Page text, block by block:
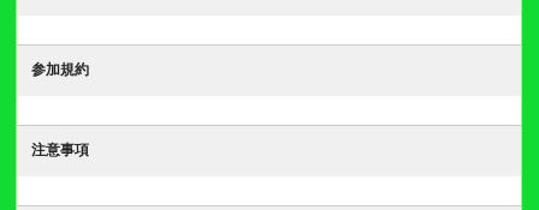
参加規約
注意事項